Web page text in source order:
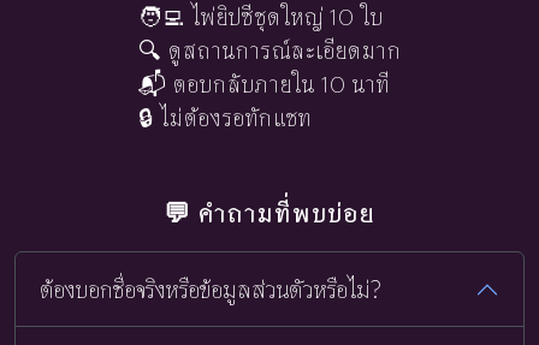
🧑‍💻 ไพ่ยิปซีชุดใหญ่ 10 ใบ
🔍 ดูสถานการณ์ละเอียดมาก
📬 ตอบกลับภายใน 10 นาที
🔒 ไม่ต้องรอทักแชท
💬 คำถามที่พบบ่อย
ต้องบอกชื่อจริงหรือข้อมูลส่วนตัวหรือไม่?